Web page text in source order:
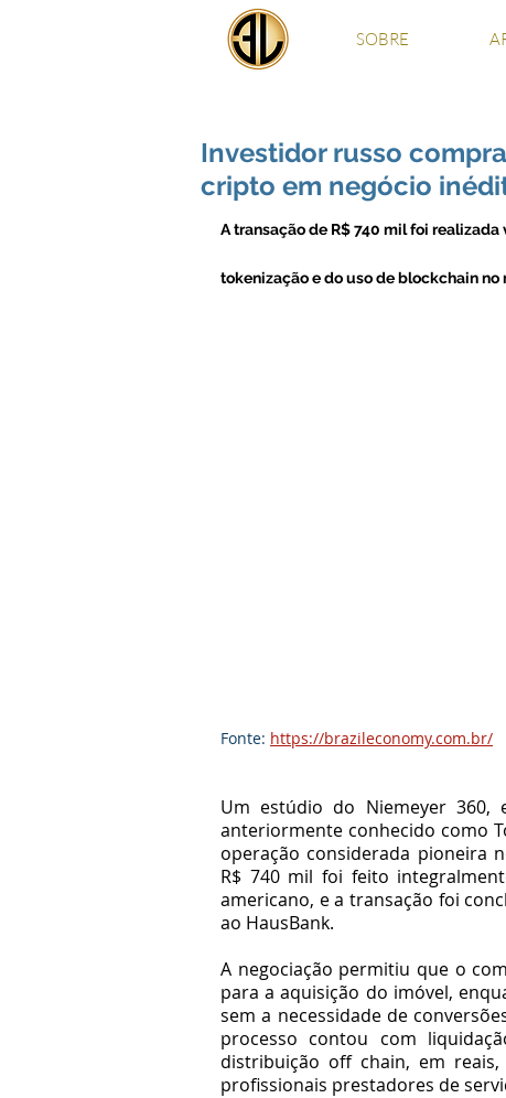
SOBRE
Investidor russo
cripto em negócio
A transação de R$ 740 mil foi
tokenização e do uso de blockchain
Fonte: https://brazileconomy.com.br/
Um estúdio do Niemeyer 360,
anteriormente conhecido como
operação considerada pioneira
R$ 740 mil foi feito
americano, e a transação foi
ao HausBank.
A negociação permitiu que o
para a aquisição do imóvel,
sem a necessidade de
processo contou com
distribuição off chain, em
profissionais prestadores de